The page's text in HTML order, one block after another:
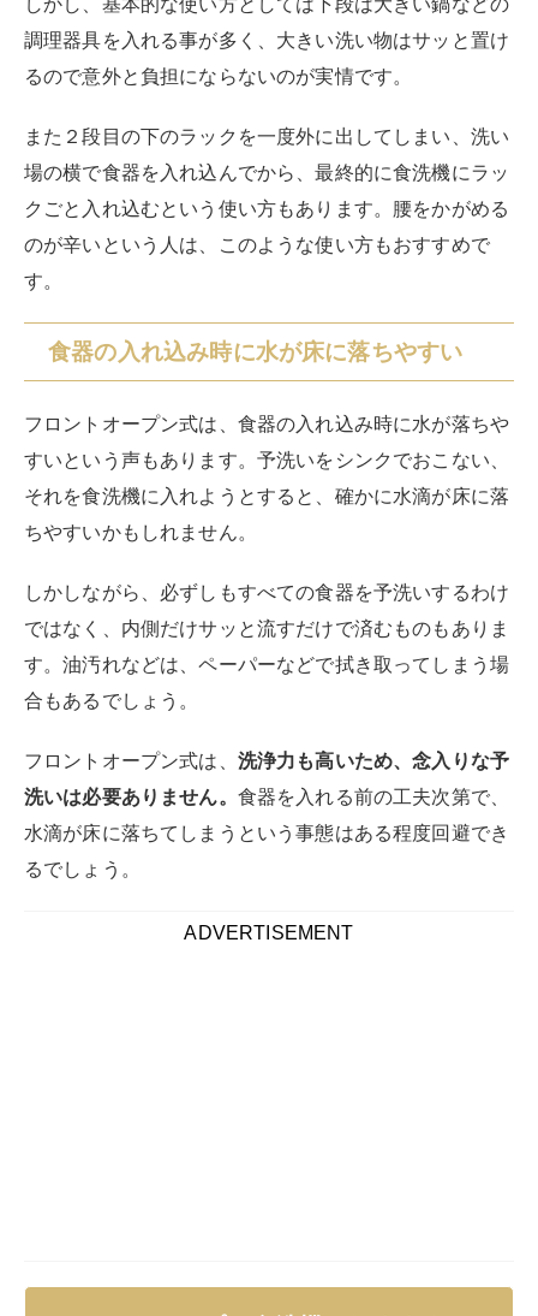
調理器具を入れる事が多く、大きい洗い物はサッと置け
るので意外と負担にならないのが実情です。
また２段目の下のラックを一度外に出してしまい、洗い
場の横で食器を入れ込んでから、最終的に食洗機にラッ
クごと入れ込むという使い方もあります。腰をかがめる
のが辛いという人は、このような使い方もおすすめで
す。
食器の入れ込み時に水が床に落ちやすい
フロントオープン式は、食器の入れ込み時に水が落ちや
すいという声もあります。予洗いをシンクでおこない、
それを食洗機に入れようとすると、確かに水滴が床に落
ちやすいかもしれません。
しかしながら、必ずしもすべての食器を予洗いするわけ
ではなく、内側だけサッと流すだけで済むものもありま
す。油汚れなどは、ペーパーなどで拭き取ってしまう場
合もあるでしょう。
フロントオープン式は、 洗浄力も高いため、念入りな予
洗いは必要ありません。 食器を入れる前の工夫次第で、
水滴が床に落ちてしまうという事態はある程度回避でき
るでしょう。
ADVERTISEMENT